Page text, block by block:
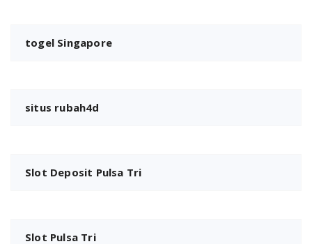
togel Singapore
situs rubah4d
Slot Deposit Pulsa Tri
Slot Pulsa Tri